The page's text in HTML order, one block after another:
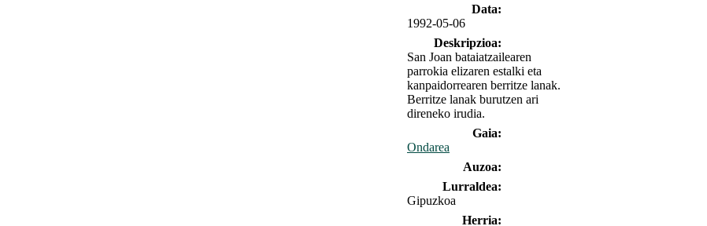
Data:
1992-05-06
Deskripzioa:
San Joan bataiatzailearen
parrokia elizaren estalki eta
kanpaidorrearen berritze lanak.
Berritze lanak burutzen ari
direneko irudia.
Gaia:
Ondarea
Auzoa:
Lurraldea:
Gipuzkoa
Herria: